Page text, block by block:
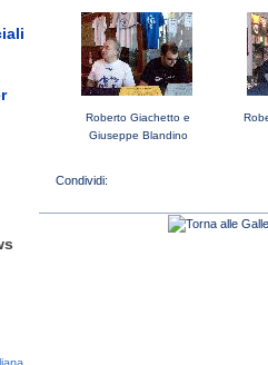
Roberto Giachetto e
Giuseppe Blandino